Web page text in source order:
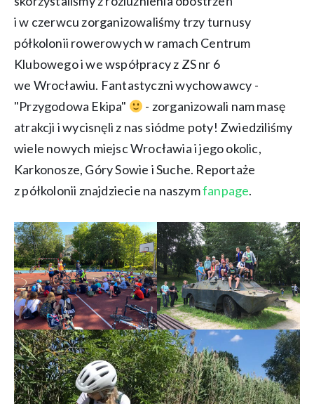
i w czerwcu zorganizowaliśmy trzy turnusy
półkolonii rowerowych w ramach Centrum
Klubowego i we współpracy z ZS nr 6
we Wrocławiu. Fantastyczni wychowawcy -
"Przygodowa Ekipa"
- zorganizowali nam masę
atrakcji i wycisnęli z nas siódme poty! Zwiedziliśmy
wiele nowych miejsc Wrocławia i jego okolic,
Karkonosze, Góry Sowie i Suche. Reportaże
z półkolonii znajdziecie na naszymfanpage.